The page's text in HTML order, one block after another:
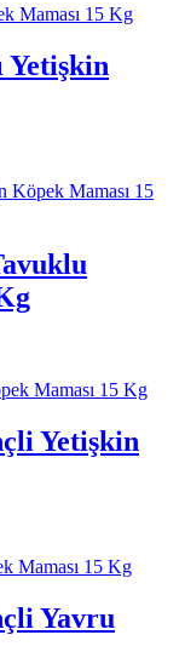
Yetişkin
Yetişkin
Yavru